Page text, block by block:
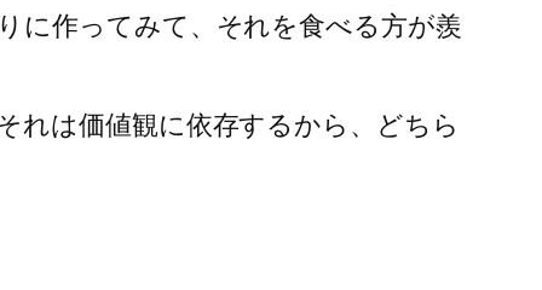
に作ってみて、それを食べる方が羨
れは価値観に依存するから、どちら